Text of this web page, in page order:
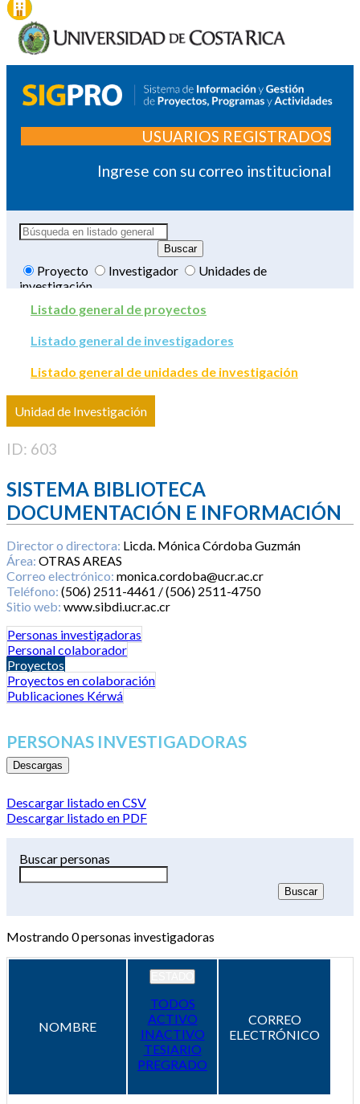
USUARIOS REGISTRADOS
Ingrese con su correo institucional
Proyecto Investigador
Unidades de
investigación
Listado general de proyectos
Listado general de investigadores
Listado general de unidades de investigación
Unidad de Investigación
ID: 603
SISTEMA BIBLIOTECA
DOCUMENTACIÓN E INFORMACIÓN
Director o directora: Licda. Mónica Córdoba Guzmán
Área: OTRAS AREAS
Correo electrónico: monica.cordoba@ucr.ac.cr
Teléfono: (506) 2511-4461 / (506) 2511-4750
Sitio web: www.sibdi.ucr.ac.cr
Personas investigadoras
Personal colaborador
Proyectos
Proyectos en colaboración
Publicaciones Kérwá
PERSONAS INVESTIGADORAS
Descargas
Descargar listado en CSV
Descargar listado en PDF
Buscar personas
Mostrando0personas investigadoras
NOMBRE
TODOS
ACTIVO
INACTIVO
TESIARIO
PREGRADO
CORREO
ELECTRÓNICO